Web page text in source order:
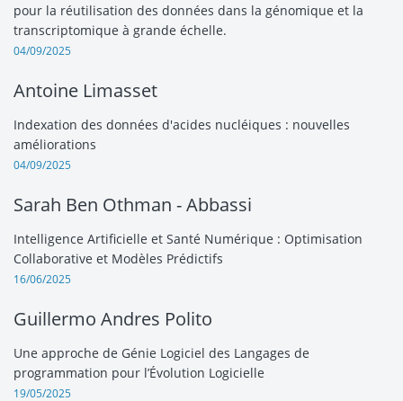
pour la réutilisation des données dans la génomique et la
transcriptomique à grande échelle.
04/09/2025
Antoine Limasset
Indexation des données d'acides nucléiques : nouvelles
améliorations
04/09/2025
Sarah Ben Othman - Abbassi
Intelligence Artificielle et Santé Numérique : Optimisation
Collaborative et Modèles Prédictifs
16/06/2025
Guillermo Andres Polito
Une approche de Génie Logiciel des Langages de
programmation pour l’Évolution Logicielle
19/05/2025